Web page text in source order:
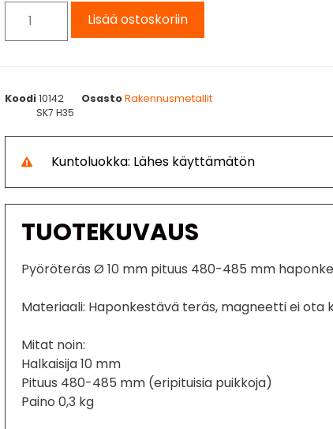
Lisää ostoskoriin
Koodi10142 Osasto Rakennusmetallit
SK7 H35
Kuntoluokka: Lähes käyttämätön
TUOTEKUVAUS
Pyöröteräs Ø 10 mm pituus 480-485 mm
Materiaali: Haponkestävä teräs, magneetti ei ota
Mitat noin:
Halkaisija 10 mm
Pituus 480-485 mm (eripituisia puikkoja)
Paino 0,3 kg